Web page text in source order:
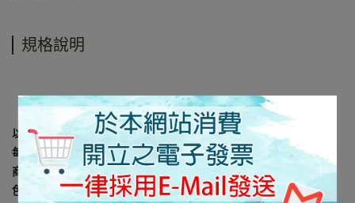
規格說明
以上規格資料若有任何錯誤，以原廠規格所公佈資料為準。
每台電腦螢幕因設定及廠牌的不同，皆會影響顯示器的顏色呈現，
商品難免會有色差及個人感官認知的差異， 所以出貨以實際商品顏
色為主。